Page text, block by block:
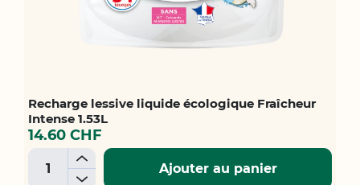
Recharge lessive liquide écologique Fraîcheur
Intense 1.53L
14.60 CHF
+
-
Ajouter au panier